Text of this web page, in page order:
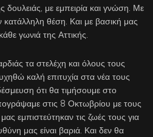
δουλειάς, με εμπειρία και γνώση. Με
θέση. Και με βασική μας
γωνιά της Αττικής.
τα στελέχη και όλους τους
καλή επιτυχία στα νέα τους
ότι θα τιμήσουμε στο
στις 8 Οκτωβρίου με τους
εμπιστεύτηκαν τις ζωές τους για
μας είναι βαριά. Και δεν θα